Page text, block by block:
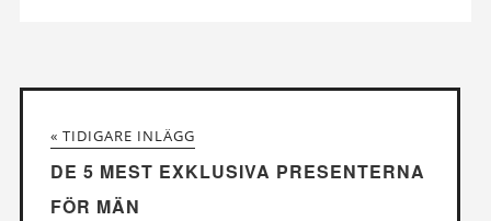
« TIDIGARE INLÄGG
DE 5 MEST EXKLUSIVA PRESENTERNA
FÖR MÄN